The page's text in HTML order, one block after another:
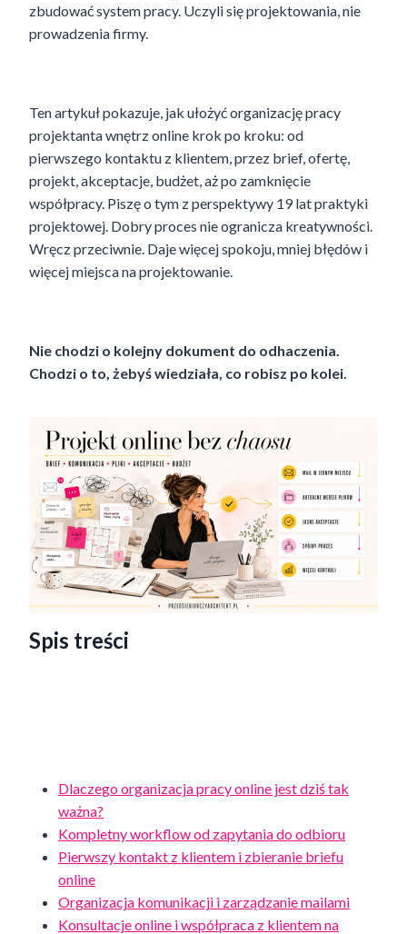
zbudować system pracy. Uczyli się projektowania, nie
prowadzenia firmy.
Ten artykuł pokazuje, jak ułożyć organizację pracy
projektanta wnętrz online krok po kroku: od
pierwszego kontaktu z klientem, przez brief, ofertę,
projekt, akceptacje, budżet, aż po zamknięcie
współpracy. Piszę o tym z perspektywy 19 lat praktyki
projektowej. Dobry proces nie ogranicza kreatywności.
Wręcz przeciwnie. Daje więcej spokoju, mniej błędów i
więcej miejsca na projektowanie.
Nie chodzi o kolejny dokument do odhaczenia.
Chodzi o to, żebyś wiedziała, co robisz po kolei.
Spis treści
Dlaczego organizacja pracy online jest dziś tak
ważna?
Kompletny workflow od zapytania do odbioru
Pierwszy kontakt z klientem i zbieranie briefu
online
Organizacja komunikacji i zarządzanie mailami
Konsultacje online i współpraca z klientem na